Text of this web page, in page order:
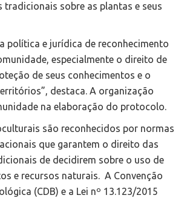
tradicionais sobre as plantas e seus
política e jurídica de reconhecimento
especialmente o direito de
de seus conhecimentos e o
destaca. A organização
na elaboração do protocolo.
são reconhecidos por normas
que garantem o direito das
de decidirem sobre o uso de
e recursos naturais. A Convenção
(CDB) e a Lei nº 13.123/2015